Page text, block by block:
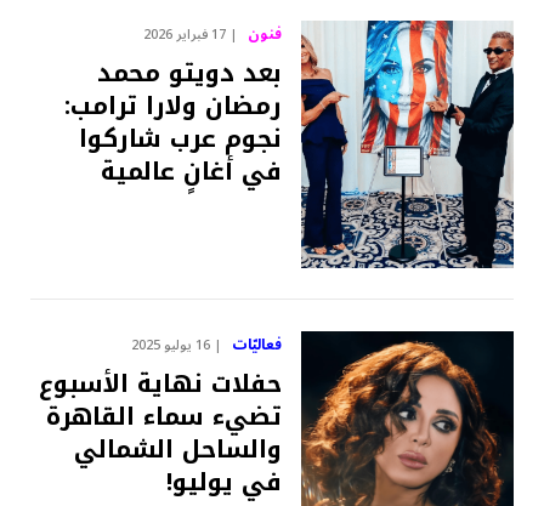
فنون 17 فبراير 2026
بعد دويتو محمد
رمضان ولارا ترامب:
نجوم عرب شاركوا
في أغانٍ عالمية
فعاليّات 16 يوليو 2025
حفلات نهاية الأسبوع
تضيء سماء القاهرة
والساحل الشمالي
في يوليو!